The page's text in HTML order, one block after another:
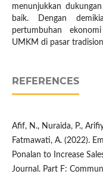
menunjukkan
baik. Dengan
pertumbuhan
UMKM di pasar
REFERENCES
Afif, N., Nuraida, P.,
Fatmawati, A. (2022).
Ponalan to Increase
Journal. Part F: